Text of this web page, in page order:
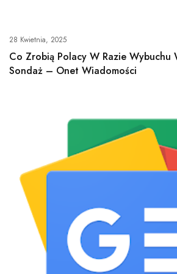
28 Kwietnia, 2025
Co Zrobią Polacy W Razie Wybuchu
Sondaż – Onet Wiadomości